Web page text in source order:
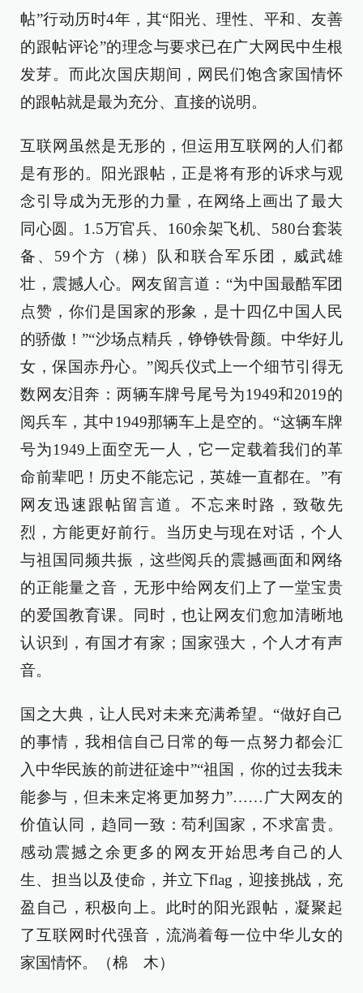
帖”行动历时4年，其“阳光、理性、平和、友善
的跟帖评论”的理念与要求已在广大网民中生根
发芽。而此次国庆期间，网民们饱含家国情怀
的跟帖就是最为充分、直接的说明。
互联网虽然是无形的，但运用互联网的人们都
是有形的。阳光跟帖，正是将有形的诉求与观
念引导成为无形的力量，在网络上画出了最大
同心圆。1.5万官兵、160余架飞机、580台套装
备、59个方（梯）队和联合军乐团，威武雄
壮，震撼人心。网友留言道：“为中国最酷军团
点赞，你们是国家的形象，是十四亿中国人民
的骄傲！”“沙场点精兵，铮铮铁骨颜。中华好儿
女，保国赤丹心。”阅兵仪式上一个细节引得无
数网友泪奔：两辆车牌号尾号为1949和2019的
阅兵车，其中1949那辆车上是空的。“这辆车牌
号为1949上面空无一人，它一定载着我们的革
命前辈吧！历史不能忘记，英雄一直都在。”有
网友迅速跟帖留言道。不忘来时路，致敬先
烈，方能更好前行。当历史与现在对话，个人
与祖国同频共振，这些阅兵的震撼画面和网络
的正能量之音，无形中给网友们上了一堂宝贵
的爱国教育课。同时，也让网友们愈加清晰地
认识到，有国才有家；国家强大，个人才有声
音。
国之大典，让人民对未来充满希望。“做好自己
的事情，我相信自己日常的每一点努力都会汇
入中华民族的前进征途中”“祖国，你的过去我未
能参与，但未来定将更加努力”……广大网友的
价值认同，趋同一致：苟利国家，不求富贵。
感动震撼之余更多的网友开始思考自己的人
生、担当以及使命，并立下flag，迎接挑战，充
盈自己，积极向上。此时的阳光跟帖，凝聚起
了互联网时代强音，流淌着每一位中华儿女的
家国情怀。（棉 木）